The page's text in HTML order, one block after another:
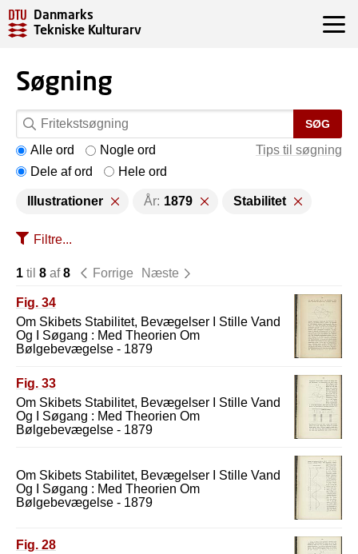
Danmarks
Tekniske Kulturarv
Søgning
SØG
Tips til søgning
Alle ord
Nogle ord
Dele af ord
Hele ord
Illustrationer År: 1879 Stabilitet
Filtre...
1 til 8 af8 Forrige Næste
Fig. 34
Om Skibets Stabilitet, Bevægelser I Stille Vand
Og I Søgang : Med Theorien Om
Bølgebevægelse - 1879
Fig. 33
Om Skibets Stabilitet, Bevægelser I Stille Vand
Og I Søgang : Med Theorien Om
Bølgebevægelse - 1879
Om Skibets Stabilitet, Bevægelser I Stille Vand
Og I Søgang : Med Theorien Om
Bølgebevægelse - 1879
Fig. 28